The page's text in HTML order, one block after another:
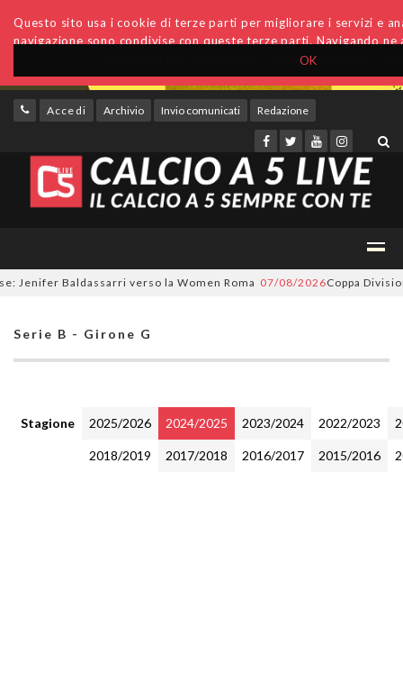
OK
Questo sito usa i cookie di terze parti per migliorare i servizi e
navigazione sono condivise con queste terze parti. Navigando
Accedi Archivio Invio comunicati Redazione
Baldassarri verso la Women Roma 07/08/2026Coppa Divisione,
Serie B - Girone G
Stagione 2025/2026 2024/2025 2023/2024 2022/2023
2018/2019 2017/2018 2016/2017 2015/2016